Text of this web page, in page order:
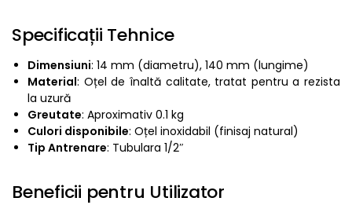
Specificații Tehnice
Dimensiuni: 14 mm (diametru), 140 mm (lungime)
Material: Oțel de înaltă calitate, tratat pentru a rezista
la uzură
Greutate: Aproximativ 0.1 kg
Culori disponibile: Oțel inoxidabil (finisaj natural)
Tip Antrenare: Tubulara 1/2″
Beneficii pentru Utilizator